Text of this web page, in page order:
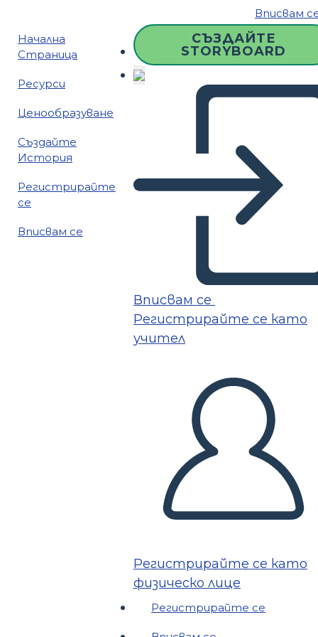
Вписвам
Начална
Страница
Ресурси
Ценообразуване
Създайте
История
Регистрирайте
се
Вписвам се
СЪЗДАЙТЕ
STORYBOARD
Вписвам се
Регистрирайте се като
учител
Регистрирайте се като
физическо лице
Регистрирайте се